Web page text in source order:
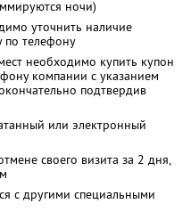
ночи)
уточнить наличие
по телефону
необходимо купить купон
компании с указанием
подтвердив
или электронный
своего визита за 2 дня,
с другими специальными